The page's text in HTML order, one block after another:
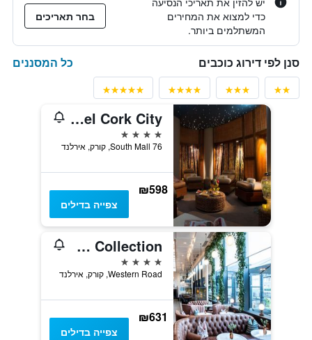
כדי למצוא את המחירים
המשתלמים ביותר.
בחר תאריכים
סנן לפי דירוג כוכבים כל המסננים
Imperial Hotel Cork City
4 כוכבים
76 South Mall, קורק, אירלנד
₪598
צפייה בדילים
The River Lee Hotel a member of The Doyle Collection
4 כוכבים
Western Road, קורק, אירלנד
₪631
צפייה בדילים